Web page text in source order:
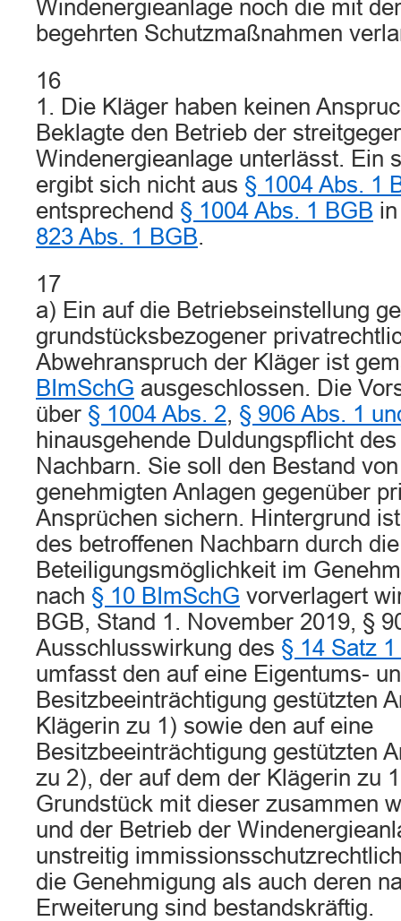
Windenergieanlage noch die mit
begehrten Schutzmaßnahmen
16
1. Die Kläger haben keinen
Beklagte den Betrieb der
Windenergieanlage unterlässt. Ein
ergibt sich nicht aus § 1004 Abs. 1
entsprechend § 1004 Abs. 1 BGB
823 Abs. 1 BGB.
17
a) Ein auf die Betriebseinstellung
grundstücksbezogener
Abwehranspruch der Kläger ist
BImSchG ausgeschlossen. Die
über § 1004 Abs. 2, § 906 Abs. 1
hinausgehende Duldungspflicht
Nachbarn. Sie soll den Bestand
genehmigten Anlagen gegenüber
Ansprüchen sichern. Hintergrund
des betroffenen Nachbarn durch die
Beteiligungsmöglichkeit im
nach § 10 BImSchG vorverlagert
BGB, Stand 1. November 2019, §
Ausschlusswirkung des § 14 Satz
umfasst den auf eine Eigentums-
Besitzbeeinträchtigung gestützten
Klägerin zu 1) sowie den auf eine
Besitzbeeinträchtigung gestützten
zu 2), der auf dem der Klägerin zu
Grundstück mit dieser zusammen
und der Betrieb der
unstreitig
die Genehmigung als auch deren
Erweiterung sind bestandskräftig.